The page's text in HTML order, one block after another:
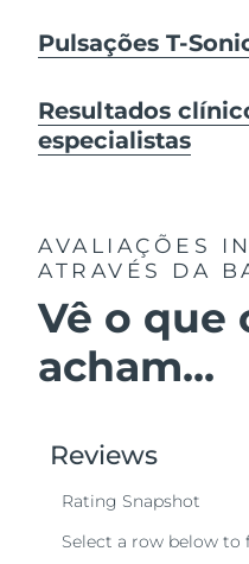
Pulsações T-
Resultados
especialistas
AVALIAÇÕES
ATRAVÉS DA
Vê o que
acham...